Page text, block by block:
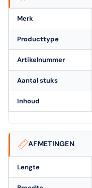
Merk
Producttype
Artikelnummer
Aantal stuks
Inhoud
AFMETINGEN
Lengte